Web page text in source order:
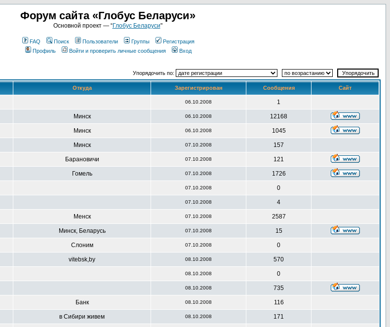
Форум сайта «Глобус Беларуси»
Основной проект — “Глобус Беларуси"
FAQ Поиск Пользователи Группы
Регистрация
Профиль
Войти и проверить личные сообщения Вход
Упорядочить по:
Откуда Зарегистрирован Сообщения Сайт
06.10.2008 1
Минск 06.10.2008 12168
Минск 06.10.2008 1045
Минск 07.10.2008 157
Барановичи 07.10.2008 121
Гомель 07.10.2008 1726
07.10.2008 0
07.10.2008 4
Менск 07.10.2008 2587
Минск, Беларусь 07.10.2008 15
Слоним 07.10.2008 0
vitebsk,by 08.10.2008 570
08.10.2008 0
08.10.2008 735
Банк 08.10.2008 116
в Сибири живем 08.10.2008 171